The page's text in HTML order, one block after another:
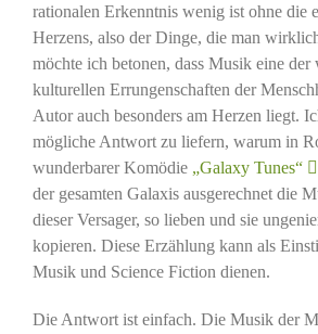
rationalen Erkenntnis wenig ist ohne die
Herzens, also der Dinge, die man
möchte ich betonen, dass Musik eine der
kulturellen Errungenschaften der
Autor auch besonders am Herzen liegt.
mögliche Antwort zu liefern, warum in
wunderbarer Komödie „Galaxy Tunes“
der gesamten Galaxis ausgerechnet die
dieser Versager, so lieben und sie
kopieren. Diese Erzählung kann als
Musik und Science Fiction dienen.
Die Antwort ist einfach. Die Musik der